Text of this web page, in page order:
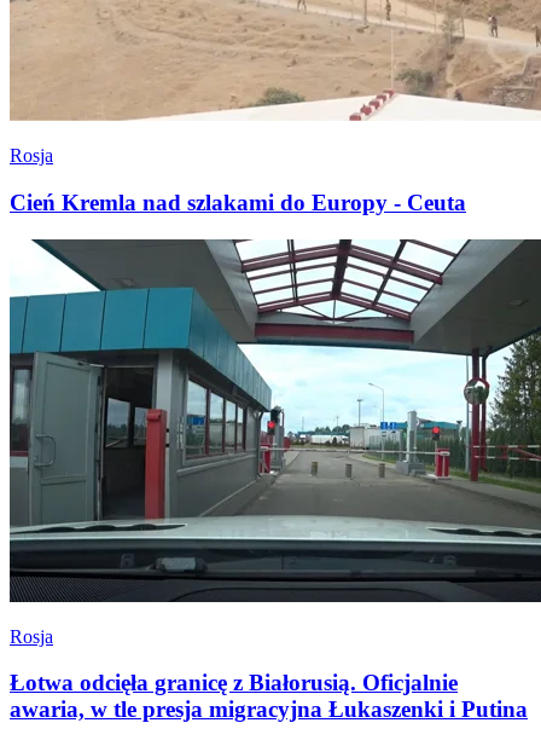
Rosja
Cień Kremla nad szlakami do Europy - Ceuta
Rosja
Łotwa odcięła granicę z Białorusią. Oficjalnie
awaria, w tle presja migracyjna Łukaszenki i Putina